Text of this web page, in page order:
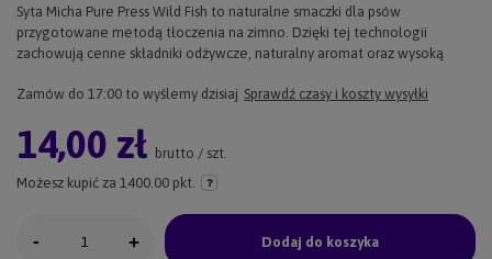
Syta Micha Pure Press Wild Fish to naturalne smaczki dla psów
przygotowane metodą tłoczenia na zimno. Dzięki tej technologii
zachowują cenne składniki odżywcze, naturalny aromat oraz wysoką
Zamów do 17:00 to wyślemy dzisiaj Sprawdź czasy i koszty wysyłki
14,00 zł brutto / szt.
Możesz kupić za 1400.00 pkt.
- + Dodaj do koszyka